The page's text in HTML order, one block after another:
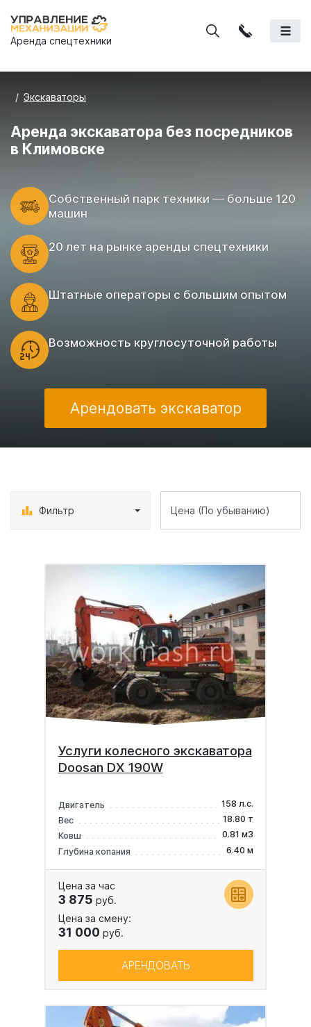
Аренда спецтехники
Экскаваторы
Аренда экскаватора без посредников
в Климовске
Cобственный парк техники — больше 120
машин
20 лет на рынке аренды спецтехники
Штатные операторы с большим опытом
Возможность круглосуточной работы
Арендовать экскаватор
Фильтр
Услуги колесного экскаватора
Doosan DX 190W
Двигатель
158 л.с.
Вес
18.80 т
Ковш
0.81 м3
Глубина копания
6.40 м
Цена за час
3 875 руб.
Цена за смену:
31 000 руб.
АРЕНДОВАТЬ